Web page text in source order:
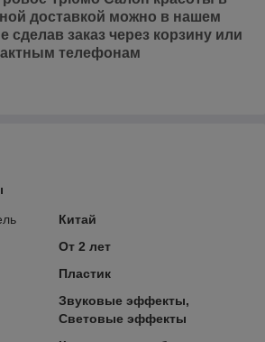
доставкой можно в нашем
сделав заказ через корзину или
телефонам
Китай
От 2 лет
Пластик
Звуковые эффекты,
Световые эффекты